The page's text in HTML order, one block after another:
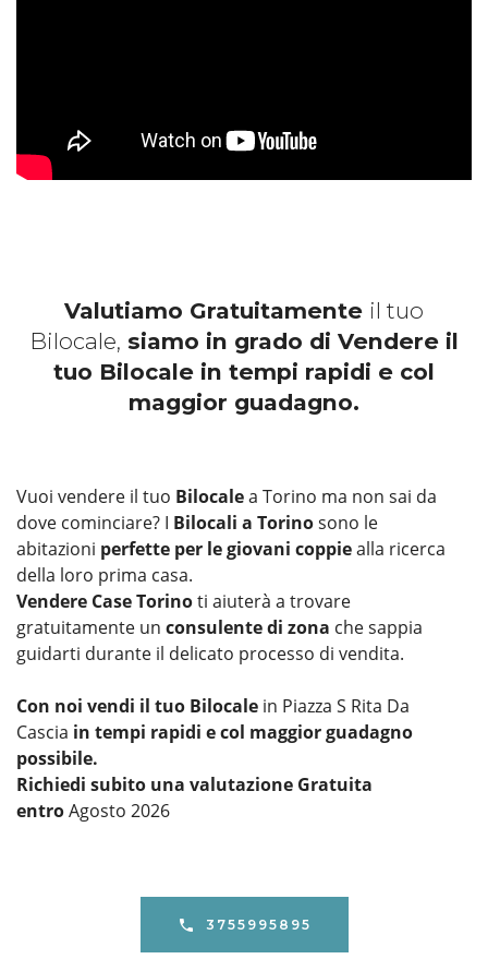
Valutiamo Gratuitamente il tuo
Bilocale, siamo in grado di Vendere il
tuo Bilocale in tempi rapidi e col
maggior guadagno.
Vuoi vendere il tuo Bilocalea Torino ma non sai da
dove cominciare? I Bilocali a Torinosono le
abitazioni perfette per le giovani coppiealla ricerca
della loro prima casa.
Vendere Case Torinoti aiuterà a trovare
gratuitamente un consulente di zona che sappia
guidarti durante il delicato processo di vendita.
Con noi vendi il tuo Bilocale in Piazza S Rita Da
Cascia in tempi rapidi e col maggior guadagno
possibile.
Richiedi subito una valutazione Gratuita
entroAgosto 2026
3755995895